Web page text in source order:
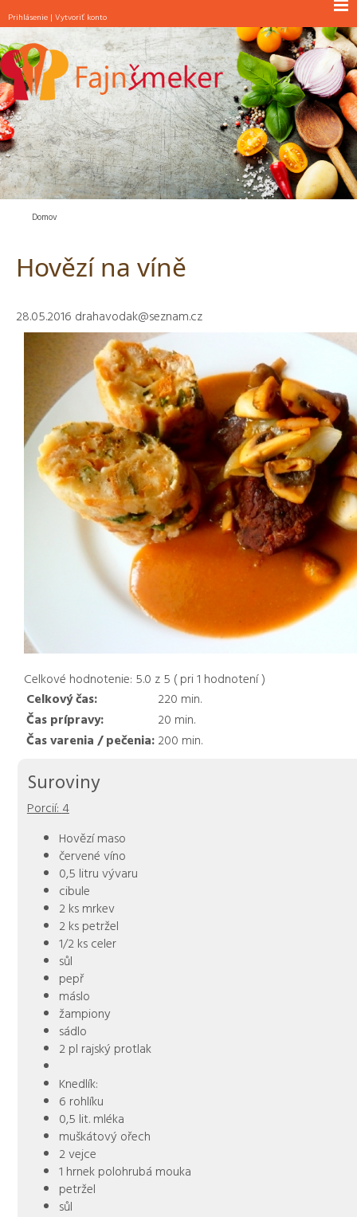
Prihlásenie | Vytvoriť konto
NOVINKY
RAŇAJKY
POLIEVKY
JEDLÁ S MÄSOM
JEDLÁ BEZ MÄSA
ŠALÁTY
INÉ
Domov
Hovězí na víně
28.05.2016 drahavodak@seznam.cz
Celkové hodnotenie: 5.0 z 5 ( pri1 hodnotení )
Celkový čas:
220 min.
Čas prípravy:
20 min.
Čas varenia / pečenia: 200 min.
Suroviny
Porcií: 4
Hovězí maso
červené víno
0,5 litru vývaru
cibule
2 ks mrkev
2 ks petržel
1/2 ks celer
sůl
pepř
máslo
žampiony
sádlo
2 pl rajský protlak
Knedlík:
6 rohlíku
0,5 lit. mléka
muškátový ořech
2 vejce
1 hrnek polohrubá mouka
petržel
sůl